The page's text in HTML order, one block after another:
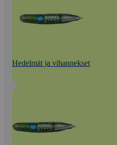
Hedelmät ja vihannekset